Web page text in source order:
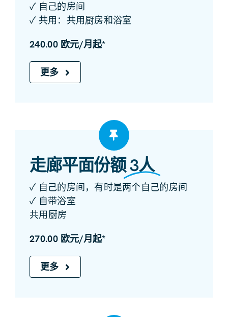
✓ 自己的房间
✓ 共用：共用厨房和浴室
240.00 欧元/月起*
更多
走廊平面份额3人
✓ 自己的房间，有时是两个自己的房间
✓ 自带浴室
共用厨房
270.00 欧元/月起*
更多